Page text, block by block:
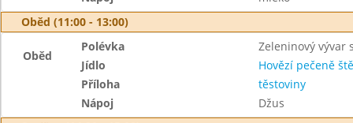
Oběd (11:00 - 13:00)
Oběd
Polévka
Zeleninový vývar
Jídlo
Hovězí pečeně
Příloha
těstoviny
Nápoj
Džus